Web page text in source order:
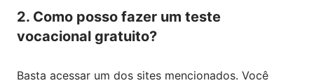
2. Como posso fazer um teste
vocacional gratuito?
Basta acessar um dos sites mencionados. Você